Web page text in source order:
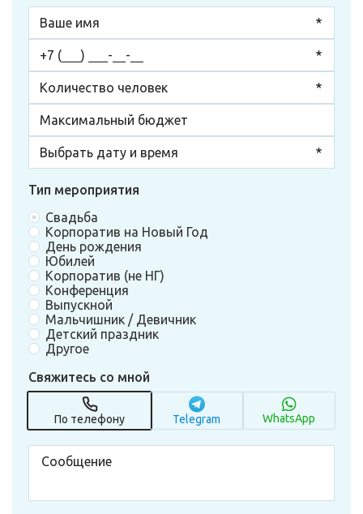
Тип мероприятия
Свадьба
Корпоратив на Новый Год
День рождения
Юбилей
Корпоратив (не НГ)
Конференция
Выпускной
Мальчишник / Девичник
Детский праздник
Другое
Свяжитесь со мной
По телефону Telegram WhatsApp